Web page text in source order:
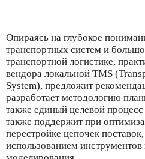
Опираясь на глубокое
транспортных систем и
транспортной логистике,
вендора локальной TMS
System), предложит
разработает методологию
также единый целевой
также поддержит при
перестройке цепочек
использованием